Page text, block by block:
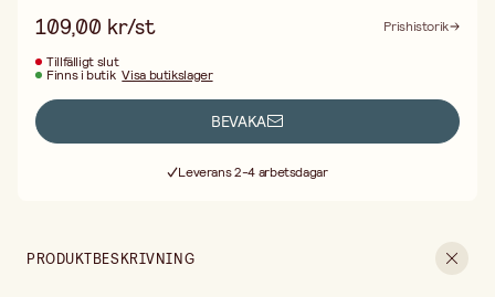
109,00 kr/st
Prishistorik
Tillfälligt slut
Finns i butik Visa butikslager
BEVAKA
Leverans 2-4 arbetsdagar
PRODUKTBESKRIVNING